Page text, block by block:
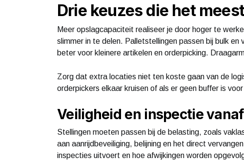
Drie keuzes die het
Meer opslagcapaciteit realiseer je door hoger te
slimmer in te delen. Palletstellingen passen bij bulk
beter voor kleinere artikelen en orderpicking.
Zorg dat extra locaties niet ten koste gaan van de
orderpickers elkaar kruisen of als er geen buffer is
Veiligheid en inspectie
Stellingen moeten passen bij de belasting, zoals
aan aanrijdbeveiliging, belijning en het direct
inspecties uitvoert en hoe afwijkingen worden